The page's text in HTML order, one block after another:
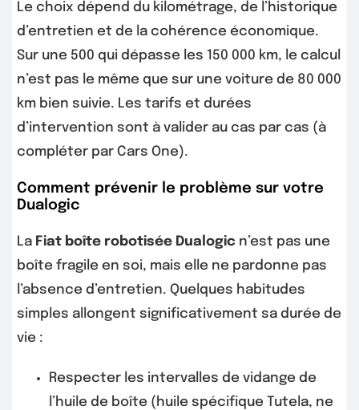
Le choix dépend du kilométrage, de l’historique
d’entretien et de la cohérence économique.
Sur une 500 qui dépasse les 150 000 km, le calcul
n’est pas le même que sur une voiture de 80 000
km bien suivie. Les tarifs et durées
d’intervention sont à valider au cas par cas (à
compléter par Cars One).
Comment prévenir le problème sur votre
Dualogic
La Fiat boîte robotisée Dualogic n’est pas une
boîte fragile en soi, mais elle ne pardonne pas
l’absence d’entretien. Quelques habitudes
simples allongent significativement sa durée de
vie :
Respecter les intervalles de vidange de
l’huile de boîte (huile spécifique Tutela, ne